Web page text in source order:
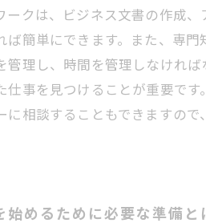
ークは、ビジネス文書の作成
ば簡単にできます。また、専
管理し、時間を管理しなけれ
仕事を見つけることが重要で
に相談することもできますの
始めるために必要な準備と